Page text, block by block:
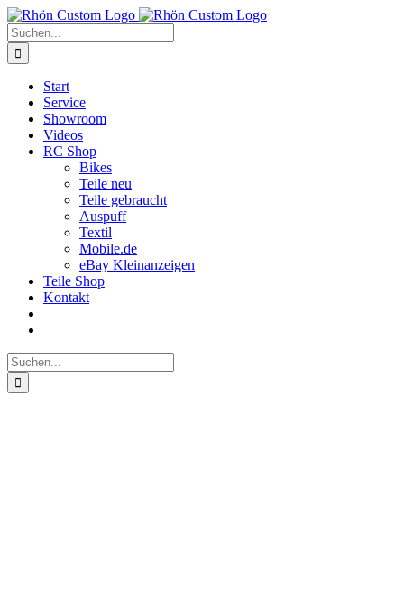
Zum
Inhalt
springen
Suche
nach:
Start
Service
Showroom
Videos
RC Shop
Bikes
Teile neu
Teile gebraucht
Auspuff
Textil
Mobile.de
eBay Kleinanzeigen
Teile Shop
Kontakt
Suche
nach: